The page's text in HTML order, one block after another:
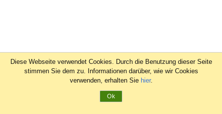
Diese Webseite verwendet Cookies. Durch die Benutzung dieser Seite
stimmen Sie dem zu. Informationen darüber, wie wir Cookies
verwenden, erhalten Sie hier.
Ok